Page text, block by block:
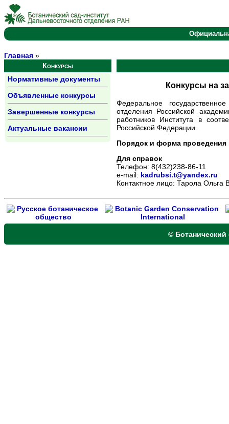
Главная »
Конкурсы
Нормативные документы
Объявленные конкурсы
Завершенные конкурсы
Актуальные вакансии
Конкурсы на
Федеральное
отделения Российской
работников Института в
Российской Федерации.
Порядок и форма
Для справок
Телефон: 8(432)238-86-11
е-mail: kadrubsi.t@yandex.ru
Контактное лицо: Тарола Ольга
© Ботанический